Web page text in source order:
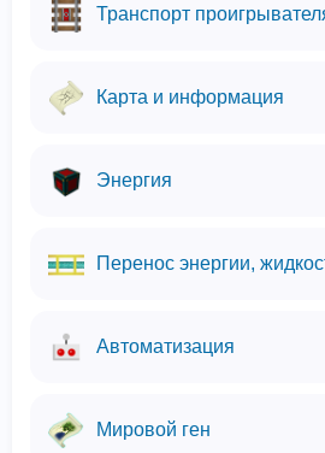
Транспорт
Карта и информация
Энергия
Перенос энергии,
Автоматизация
Мировой ген